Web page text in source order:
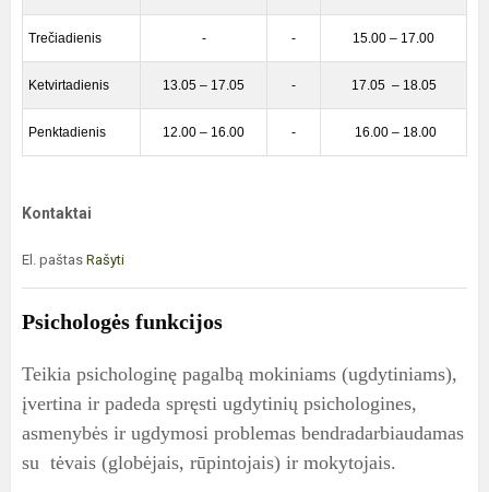
Trečiadienis - - 15.00 – 17.00
Ketvirtadienis 13.05 – 17.05 - 17.05 – 18.05
Penktadienis 12.00 – 16.00 - 16.00 – 18.00
Kontaktai
El. paštas Rašyti
Psichologės funkcijos
Teikia psichologinę pagalbą mokiniams (ugdytiniams),
įvertina ir padeda spręsti ugdytinių psichologines,
asmenybės ir ugdymosi problemas bendradarbiaudamas
su tėvais (globėjais, rūpintojais) ir mokytojais.